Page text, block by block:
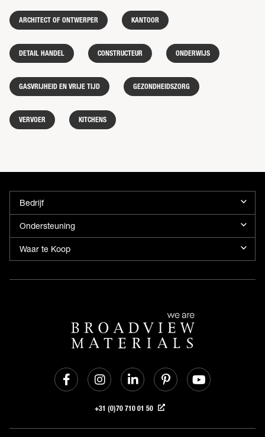
ARCHITECT OF ONTWERPER KANTOOR
DETAIL HANDEL CONSTRUCTEUR ONDERWIJS
GASVRIJHEID EN VRIJE TIJD GEZONDHEIDSZORG
VERVOER KITCHENS
Bedrijf
Ondersteuning
Waar te Koop
+31 (0)70 710 01 50